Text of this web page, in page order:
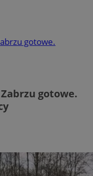
gotowe.
gotowe.